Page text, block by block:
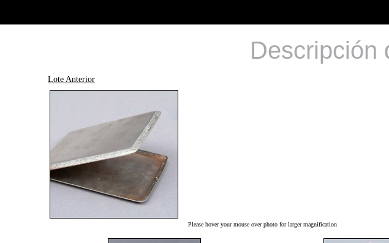
Descripción
Lote Anterior
Please hover your mouse over photo for larger magnification